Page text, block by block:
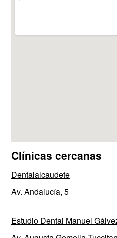
Clínicas cercanas
Dentalalcaudete
Av. Andalucía, 5
Estudio Dental Manuel